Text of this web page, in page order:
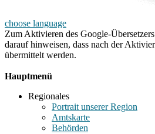
choose language
Zum Aktivieren des Google-
darauf hinweisen, dass nach der
übermittelt werden.
Hauptmenü
Regionales
Portrait unserer Region
Amtskarte
Behörden